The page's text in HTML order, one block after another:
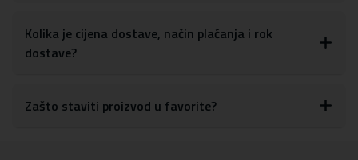
Kolika je cijena dostave, način plaćanja i rok
dostave?
Zašto staviti proizvod u favorite?